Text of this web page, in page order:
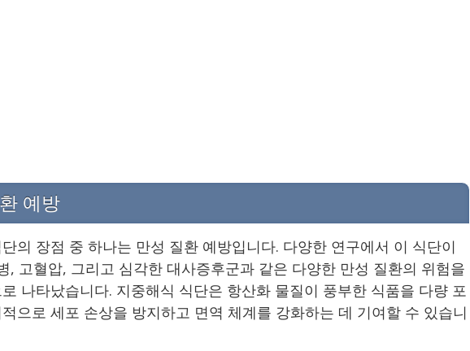
예방
의 장점 중 하나는 만성 질환 예방입니다. 다양한 연구에서 이 식단이
, 고혈압, 그리고 심각한 대사증후군과 같은 다양한 만성 질환의 위험을
나타났습니다. 지중해식 식단은 항산화 물질이 풍부한 식품을 다량 포
으로 세포 손상을 방지하고 면역 체계를 강화하는 데 기여할 수 있습니